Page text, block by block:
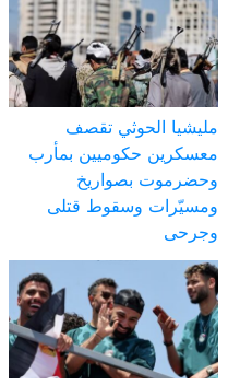
مليشيا الحوثي تقصف
معسكرين حكوميين بمأرب
وحضرموت بصواريخ
ومسيّرات وسقوط قتلى
وجرحى